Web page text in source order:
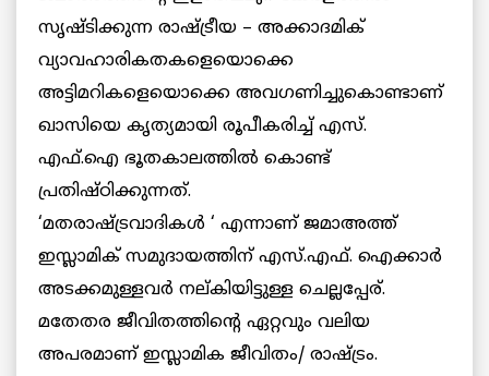
സൃഷ്ടിക്കുന്ന രാഷ്ട്രീയ – അക്കാദമിക്
വ്യാവഹാരികതകളെയൊക്കെ
അട്ടിമറികളെയൊക്കെ അവഗണിച്ചുകൊണ്ടാണ്
ഖാസിയെ കൃത്യമായി രൂപീകരിച്ച് എസ്.
എഫ്.ഐ ഭൂതകാലത്തില്‍ കൊണ്ട്
പ്രതിഷ്ഠിക്കുന്നത്.
‘മതരാഷ്ട്രവാദികള്‍ ‘ എന്നാണ് ജമാഅത്ത്
ഇസ്ലാമിക് സമുദായത്തിന് എസ്.എഫ്. ഐക്കാര്‍
അടക്കമുള്ളവര്‍ നല്കിയിട്ടുള്ള ചെല്ലപ്പേര്.
മതേതര ജീവിതത്തിന്റെ ഏറ്റവും വലിയ
അപരമാണ് ഇസ്ലാമിക ജീവിതം/ രാഷ്ട്രം.